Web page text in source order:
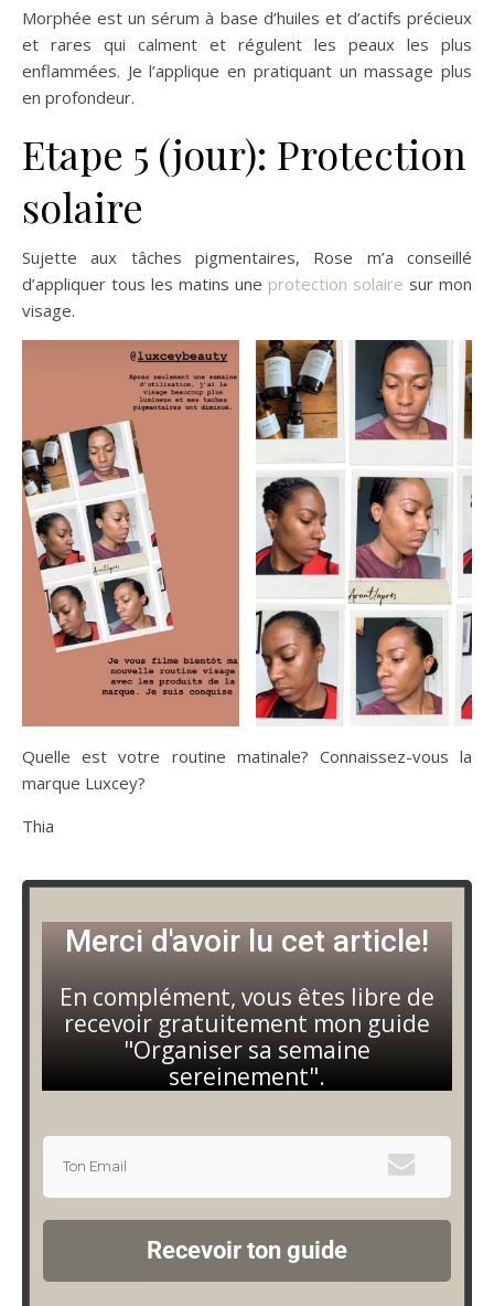
Morphée est un sérum à base d’huiles et d’actifs précieux
et rares qui calment et régulent les peaux les plus
enflammées. Je l’applique en pratiquant un massage plus
en profondeur.
Etape 5 (jour): Protection
solaire
Sujette aux tâches pigmentaires, Rose m’a conseillé
d’appliquer tous les matins une protection solaire sur mon
visage.
Quelle est votre routine matinale? Connaissez-vous la
marque Luxcey?
Thia
Merci d'avoir lu cet article!
En complément, vous êtes libre de
recevoir gratuitement mon guide
"Organiser sa semaine
sereinement".
Recevoir ton guide